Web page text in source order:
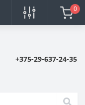
0
+375-29-637-24-35